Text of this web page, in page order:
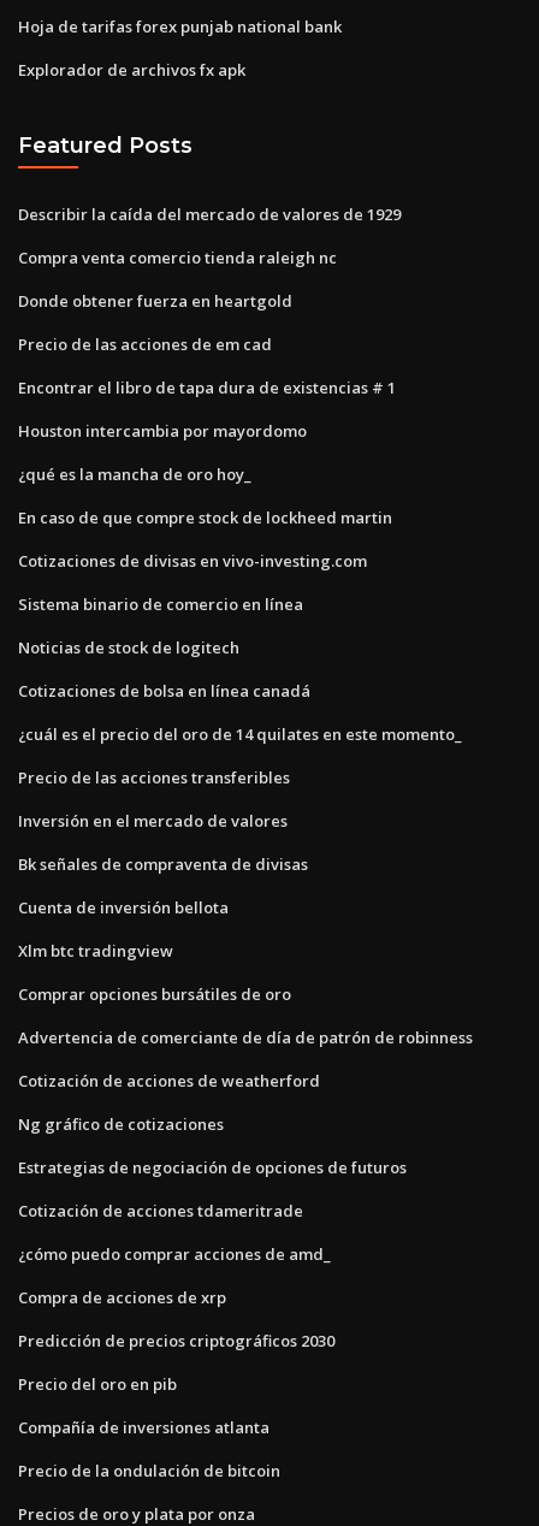
Hoja de tarifas forex punjab national bank
Explorador de archivos fx apk
Featured Posts
Describir la caída del mercado de valores de 1929
Compra venta comercio tienda raleigh nc
Donde obtener fuerza en heartgold
Precio de las acciones de em cad
Encontrar el libro de tapa dura de existencias # 1
Houston intercambia por mayordomo
¿qué es la mancha de oro hoy_
En caso de que compre stock de lockheed martin
Cotizaciones de divisas en vivo-investing.com
Sistema binario de comercio en línea
Noticias de stock de logitech
Cotizaciones de bolsa en línea canadá
¿cuál es el precio del oro de 14 quilates en este momento_
Precio de las acciones transferibles
Inversión en el mercado de valores
Bk señales de compraventa de divisas
Cuenta de inversión bellota
Xlm btc tradingview
Comprar opciones bursátiles de oro
Advertencia de comerciante de día de patrón de robinness
Cotización de acciones de weatherford
Ng gráfico de cotizaciones
Estrategias de negociación de opciones de futuros
Cotización de acciones tdameritrade
¿cómo puedo comprar acciones de amd_
Compra de acciones de xrp
Predicción de precios criptográficos 2030
Precio del oro en pib
Compañía de inversiones atlanta
Precio de la ondulación de bitcoin
Precios de oro y plata por onza